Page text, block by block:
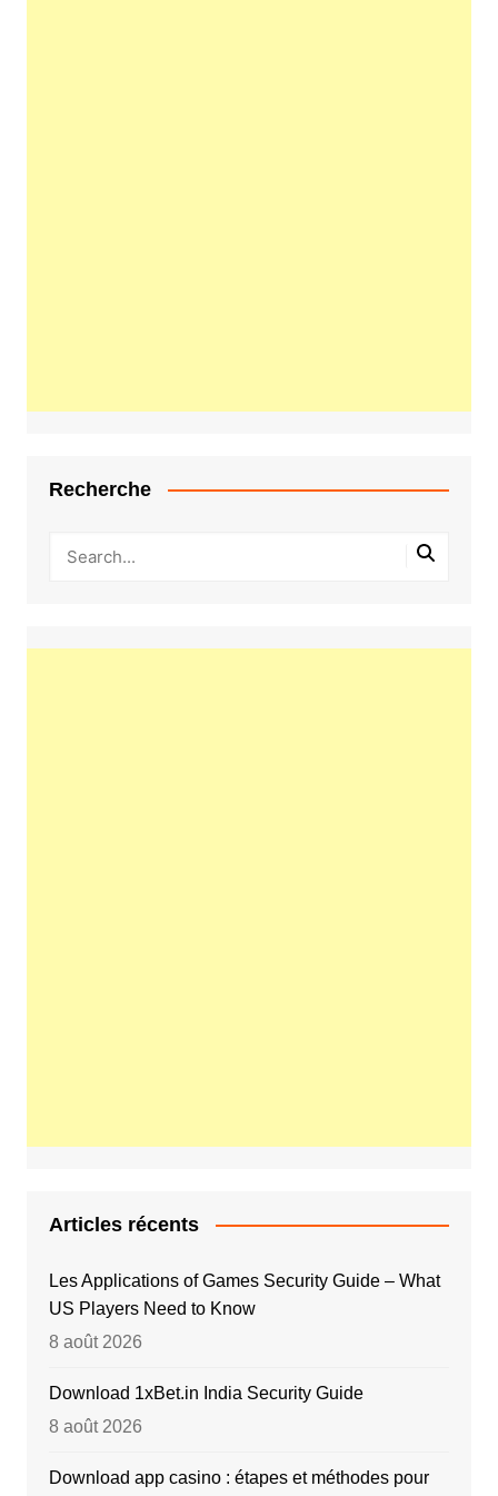
Recherche
Articles récents
Les Applications of Games Security Guide – What
US Players Need to Know
8 août 2026
Download 1xBet.in India Security Guide
8 août 2026
Download app casino : étapes et méthodes pour